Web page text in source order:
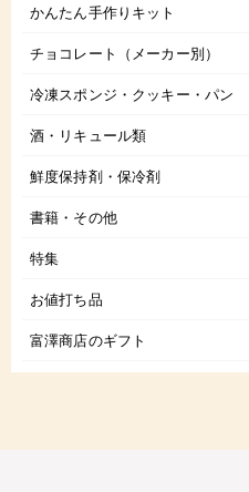
かんたん手作りキット
チョコレート（メーカー別）
冷凍スポンジ・クッキー・パン
酒・リキュール類
鮮度保持剤・保冷剤
書籍・その他
特集
お値打ち品
富澤商店のギフト